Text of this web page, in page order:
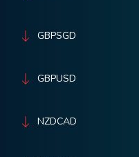
GBPSGD
GBPUSD
NZDCAD